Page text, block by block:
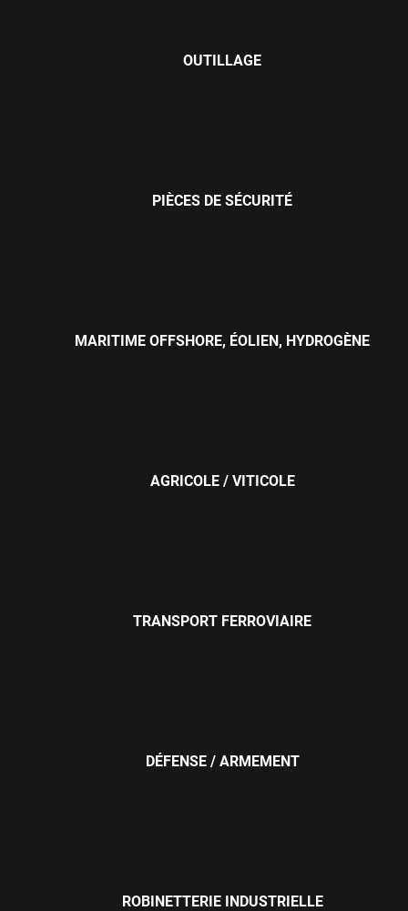
OUTILLAGE
PIÈCES DE SÉCURITÉ
MARITIME OFFSHORE, ÉOLIEN, HYDROGÈNE
AGRICOLE / VITICOLE
TRANSPORT FERROVIAIRE
DÉFENSE / ARMEMENT
ROBINETTERIE INDUSTRIELLE